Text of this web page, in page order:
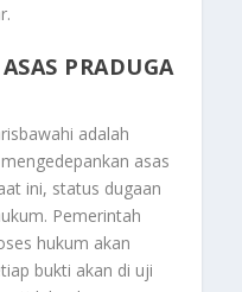
PRADUGA
adalah
asas
ini, status dugaan
Pemerintah
hukum akan
bukti akan di uji